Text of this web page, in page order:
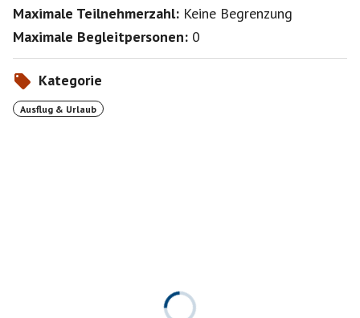
Maximale Teilnehmerzahl: Keine Begrenzung
Maximale Begleitpersonen: 0
Kategorie
Ausflug & Urlaub